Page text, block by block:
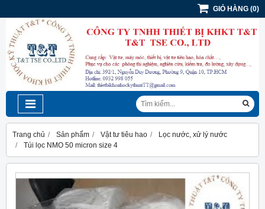
GIỎ HÀNG (0)
Trang chủ Sản phẩm Vật tư tiêu hao
Lọc nước, xử lý nước
Túi lọc NMO 50 micron size 4